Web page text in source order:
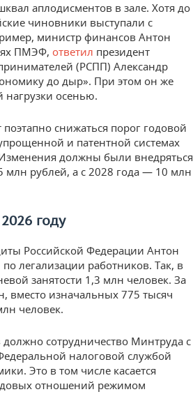
аплодисментов в зале. Хотя до
чиновники выступали с
министр финансов Антон
ПМЭФ, ответил президент
(РСПП) Александр
до дыр». При этом он же
нагрузки осенью.
снижаться порог годовой
и патентной системах
должны были внедряться
млн рублей, а с 2028 года — 10 млн
году
Российской Федерации Антон
легализации работников. Так, в
занятости 1,3 млн человек. За
изначальных 775 тысяч
человек.
сотрудничество Минтруда с
налоговой службой
Это в том числе касается
отношений режимом